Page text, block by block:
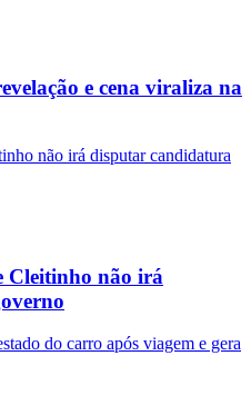
e cena viraliza na
Cleitinho não irá